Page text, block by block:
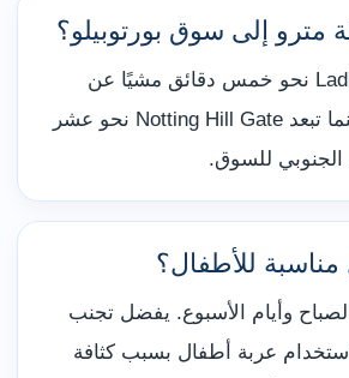
إلى سوق بورتوبيلو؟
تبعد Ladbroke Grove نحو خمس دقائق مشيًا عن
الجزء الشمالي، بينما تبعد Notting Hill Gate نحو عشر
للسوق.
مناسبة للأطفال؟
وأيام الأسبوع. يفضل تجنب
عربة أطفال بسبب كثافة